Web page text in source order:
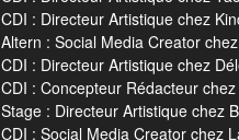
CDI : Directeur Artistique chez
Altern : Social Media Creator
CDI : Directeur Artistique chez
CDI : Concepteur Rédacteur
Stage : Directeur Artistique chez
CDI : Social Media Creator chez